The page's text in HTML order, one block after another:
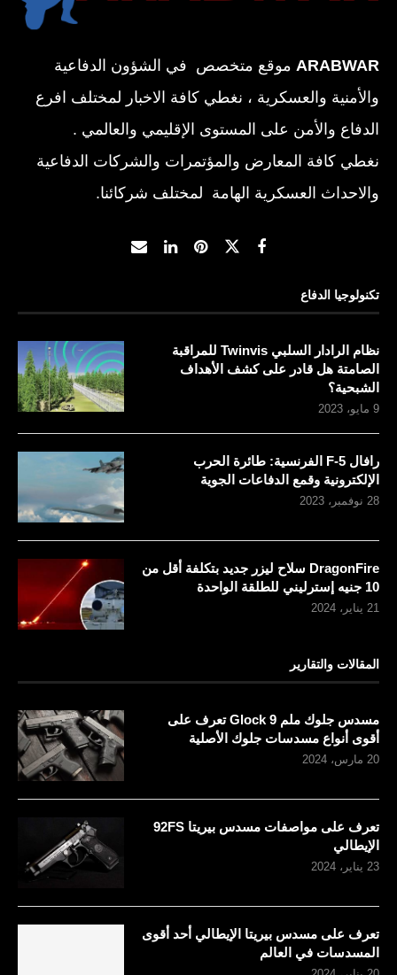
ARABWAR موقع متخصص في الشؤون الدفاعية
والأمنية والعسكرية ، نغطي كافة الاخبار لمختلف افرع
الدفاع والأمن على المستوى الإقليمي والعالمي .
نغطي كافة المعارض والمؤتمرات والشركات الدفاعية
والاحداث العسكرية الهامة لمختلف شركائنا.
تكنولوجيا الدفاع
نظام الرادار السلبي Twinvis للمراقبة
الصامتة هل قادر على كشف الأهداف
الشبحية؟
9 مايو، 2023
رافال F-5 الفرنسية: طائرة الحرب
الإلكترونية وقمع الدفاعات الجوية
28 نوفمبر، 2023
DragonFire سلاح ليزر جديد بتكلفة أقل من
10 جنيه إسترليني للطلقة الواحدة
21 يناير، 2024
المقالات والتقارير
مسدس جلوك ملم 9 Glock تعرف على
أقوى أنواع مسدسات جلوك الأصلية
20 مارس، 2024
تعرف على مواصفات مسدس بيريتا 92FS
الإيطالي
23 يناير، 2024
تعرف على مسدس بيريتا الإيطالي أحد أقوى
المسدسات في العالم